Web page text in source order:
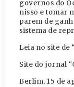
governos do
nisso e tomar
parem de
sistema de
Leia no site de
Site do jornal
Berlim, 15 de